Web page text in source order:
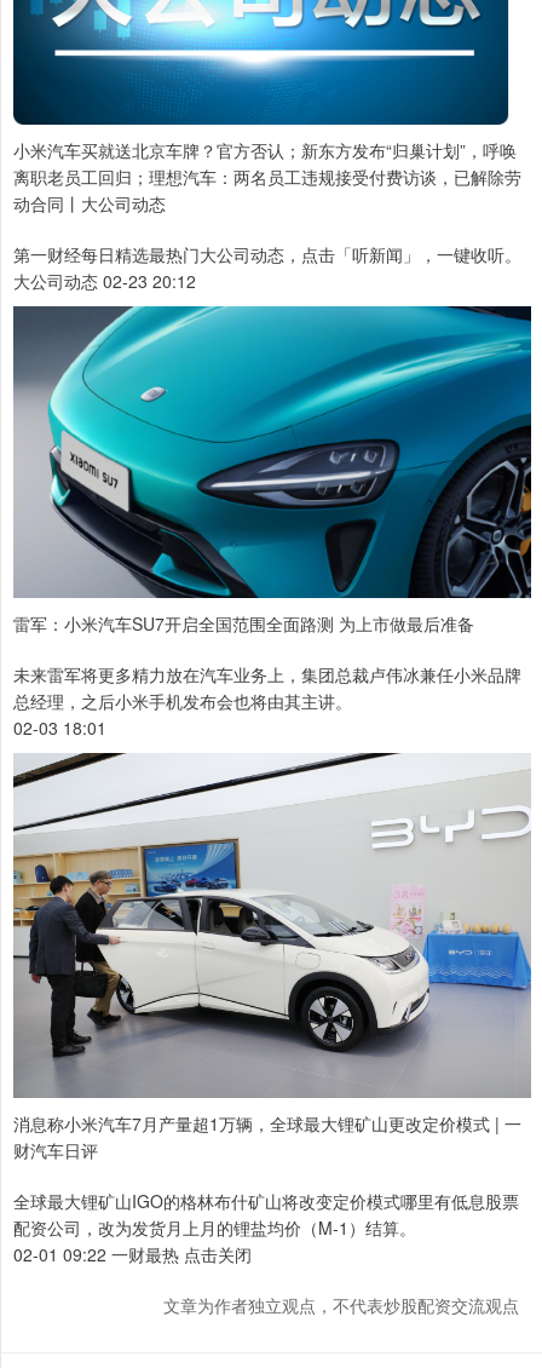
小米汽车买就送北京车牌？官方否认；新东方发布“归巢计划”，呼唤
离职老员工回归；理想汽车：两名员工违规接受付费访谈，已解除劳
动合同丨大公司动态
第一财经每日精选最热门大公司动态，点击「听新闻」，一键收听。
大公司动态 02-23 20:12
雷军：小米汽车SU7开启全国范围全面路测 为上市做最后准备
未来雷军将更多精力放在汽车业务上，集团总裁卢伟冰兼任小米品牌
总经理，之后小米手机发布会也将由其主讲。
02-03 18:01
消息称小米汽车7月产量超1万辆，全球最大锂矿山更改定价模式 | 一
财汽车日评
全球最大锂矿山IGO的格林布什矿山将改变定价模式哪里有低息股票
配资公司，改为发货月上月的锂盐均价（M-1）结算。
02-01 09:22 一财最热 点击关闭
文章为作者独立观点，不代表炒股配资交流观点